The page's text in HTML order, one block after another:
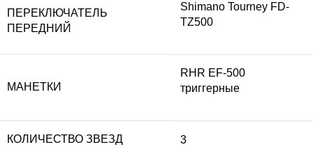
ПЕРЕКЛЮЧАТЕЛЬ
ПЕРЕДНИЙ
Shimano Tourney FD-
TZ500
МАНЕТКИ
RHR EF-500
триггерные
КОЛИЧЕСТВО ЗВЕЗД
3